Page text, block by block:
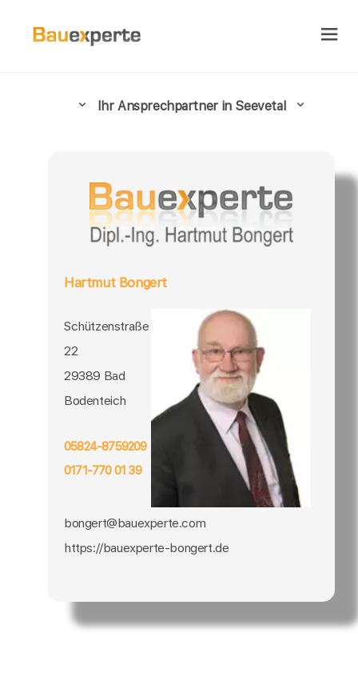
Ihr Ansprechpartner in Seevetal
Hartmut Bongert
Schützenstraße
22
29389 Bad
Bodenteich
05824-8759209
0171-770 01 39
bongert@bauexperte.com
https://bauexperte-bongert.de